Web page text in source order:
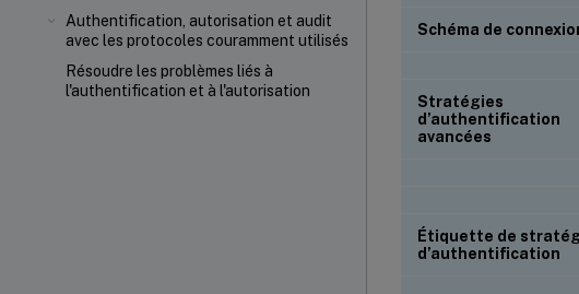
Authentification, autorisation et audit
avec les protocoles couramment utilisés
Résoudre les problèmes liés à
l'authentification et à l'autorisation
Schéma de
Stratégies
d’authentification
avancées
Étiquette de
d’authentification